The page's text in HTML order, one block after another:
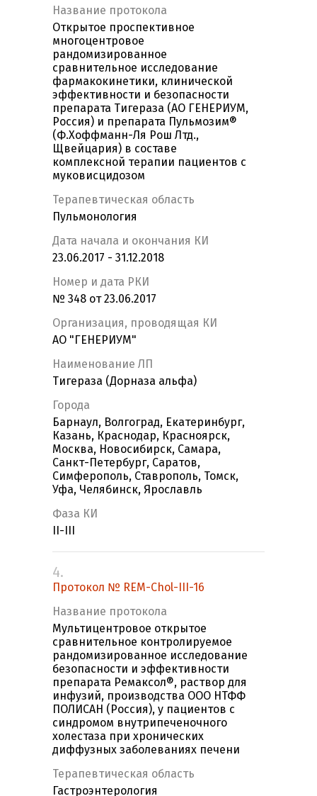
Название протокола
Открытое проспективное
многоцентровое
рандомизированное
сравнительное исследование
фармакокинетики, клинической
эффективности и безопасности
препарата Тигераза (АО ГЕНЕРИУМ,
Россия) и препарата Пульмозим®
(Ф.Хоффманн-Ля Рош Лтд.,
Щвейцария) в составе
комплексной терапии пациентов с
муковисцидозом
Терапевтическая область
Пульмонология
Дата начала и окончания КИ
23.06.2017 - 31.12.2018
Номер и дата РКИ
№ 348 от 23.06.2017
Организация, проводящая КИ
АО "ГЕНЕРИУМ"
Наименование ЛП
Тигераза (Дорназа альфа)
Города
Барнаул, Волгоград, Екатеринбург,
Казань, Краснодар, Красноярск,
Москва, Новосибирск, Самара,
Санкт-Петербург, Саратов,
Симферополь, Ставрополь, Томск,
Уфа, Челябинск, Ярославль
Фаза КИ
II-III
4.
Протокол № REM-Chol-III-16
Название протокола
Мультицентровое открытое
сравнительное контролируемое
рандомизированное исследование
безопасности и эффективности
препарата Ремаксол®, раствор для
инфузий, производства ООО НТФФ
ПОЛИСАН (Россия), у пациентов с
синдромом внутрипеченочного
холестаза при хронических
диффузных заболеваниях печени
Терапевтическая область
Гастроэнтерология